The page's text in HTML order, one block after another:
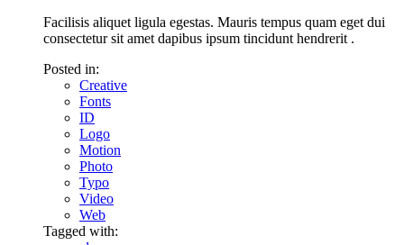
Facilisis aliquet ligula egestas. Mauris tempus quam eget dui
consectetur sit amet dapibus ipsum tincidunt hendrerit .
Posted in:
Creative
Fonts
ID
Logo
Motion
Photo
Typo
Video
Web
Tagged with: